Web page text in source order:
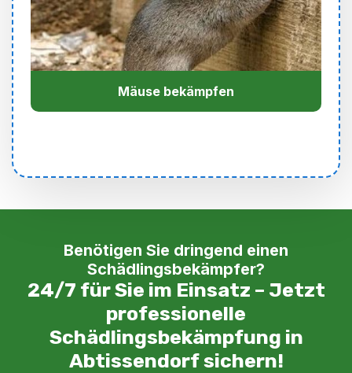
Mäuse bekämpfen
Benötigen Sie dringend einen
Schädlingsbekämpfer?
24/7 für Sie im Einsatz – Jetzt
professionelle
Schädlingsbekämpfung in
Abtissendorf sichern!